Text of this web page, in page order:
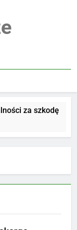
za szkodę